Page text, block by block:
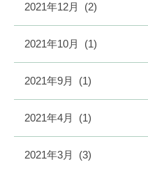
2021年12月 (2)
2021年10月 (1)
2021年9月 (1)
2021年4月 (1)
2021年3月 (3)